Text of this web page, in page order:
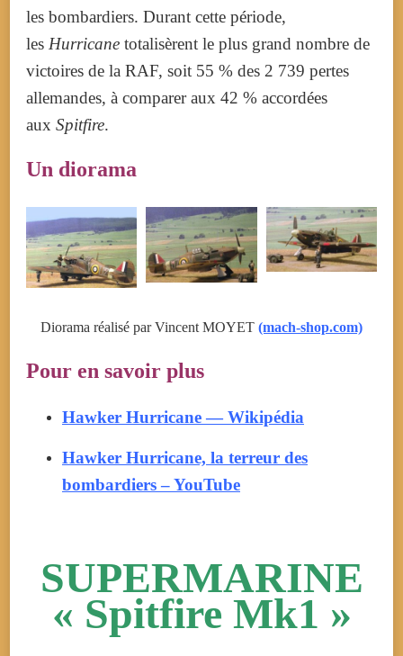
les bombardiers. Durant cette période,
les Hurricane totalisèrent le plus grand nombre de
victoires de la RAF, soit 55 % des 2 739 pertes
allemandes, à comparer aux 42 % accordées
aux Spitfire.
Un diorama
Diorama réalisé par Vincent MOYET (mach-shop.com)
Pour en savoir plus
Hawker Hurricane — Wikipédia
Hawker Hurricane, la terreur des
bombardiers – YouTube
SUPERMARINE
« Spitfire Mk1 »